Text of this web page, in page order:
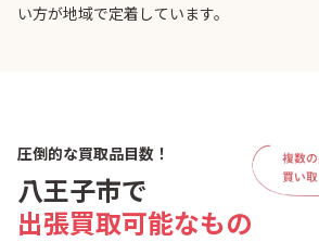
い方が地域で定着しています。
圧倒的な買取品目数！
八王子市で
出張買取可能なもの